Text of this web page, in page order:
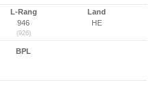
L-Rang
946
(926)
Land
HE
BPL